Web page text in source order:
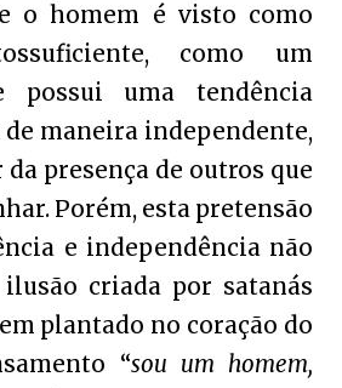
o homem é visto como
como um
possui uma tendência
maneira independente,
presença de outros que
Porém, esta pretensão
e independência não
criada por satanás
plantado no coração do
“sou um homem,